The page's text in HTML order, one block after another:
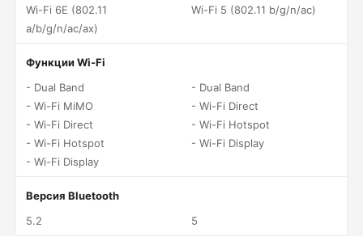
Wi-Fi 6E (802.11
a/b/g/n/ac/ax)
Wi-Fi 5 (802.11 b/g/n/ac)
Функции Wi-Fi
- Dual Band
- Wi-Fi MiMO
- Wi-Fi Direct
- Wi-Fi Hotspot
- Wi-Fi Display
- Dual Band
- Wi-Fi Direct
- Wi-Fi Hotspot
- Wi-Fi Display
Версия Bluetooth
5.2
5